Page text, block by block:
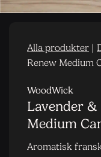
Alla produkter |
Renew Medium
WoodWick
Lavender &
Medium
Aromatisk